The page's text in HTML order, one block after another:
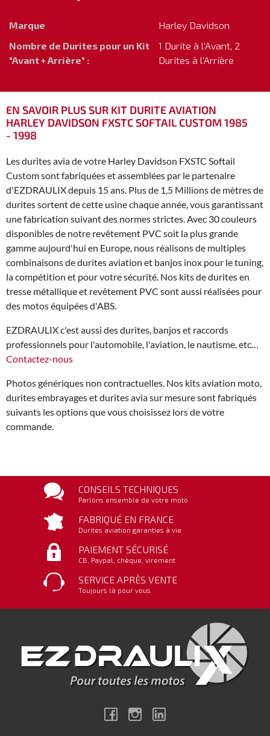
Marque
Harley Davidson
Nombre de Durites pour un Kit
"Avant + Arrière" :
1 Durite à l'Avant, 2
Durites à l'Arrière
EN SAVOIR PLUS SUR KIT DURITE AVIATION
HARLEY DAVIDSON FXSTC SOFTAIL CUSTOM 1985
- 1998
Les durites avia de votre Harley Davidson FXSTC Softail
Custom sont fabriquées et assemblées par le partenaire
d'EZDRAULIX depuis 15 ans. Plus de 1,5 Millions de mètres de
durites sortent de cette usine chaque année, vous garantissant
une fabrication suivant des normes strictes. Avec 30 couleurs
disponibles de notre revêtement PVC soit la plus grande
gamme aujourd'hui en Europe, nous réalisons de multiples
combinaisons de durites aviation et banjos inox pour le tuning,
la compétition et pour votre sécurité. Nos kits de durites en
tresse métallique et revêtement PVC sont aussi réalisées pour
des motos équipées d'ABS.
EZDRAULIX c'est aussi des durites, banjos et raccords
professionnels pour l'automobile, l'aviation, le nautisme, etc…
Contactez-nous
Photos génériques non contractuelles. Nos kits aviation moto,
durites embrayages et durites avia sur mesure sont fabriqués
suivants les options que vous choisissez lors de votre
commande.
CONSEILS TECHNIQUES
Parlons ensemble de votre moto
FABRIQUÉ EN FRANCE
Durites aviation garanties à vie
PAIEMENT SÉCURISÉ
CB, Paypal, chèque, virement
SERVICE APRÈS VENTE
Toujours là pour vous
FacebookInstagram